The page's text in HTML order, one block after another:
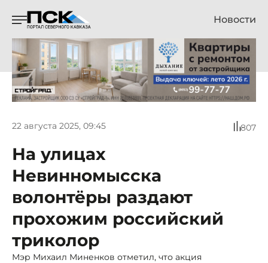
Новости
22 августа 2025, 09:45 807
На улицах
Невинномысска
волонтёры раздают
прохожим российский
триколор
Мэр Михаил Миненков отметил, что акция